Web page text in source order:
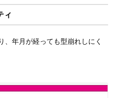
ィ
、年月が経っても型崩れしにく